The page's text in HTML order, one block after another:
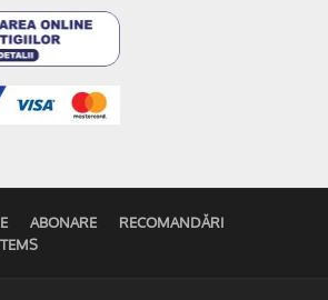
ABONARE
RECOMANDĂRI